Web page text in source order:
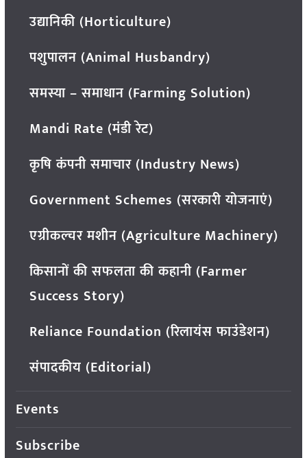
उद्यानिकी (Horticulture)
पशुपालन (Animal Husbandry)
समस्या – समाधान (Farming Solution)
Mandi Rate (मंडी रेट)
कृषि कंपनी समाचार (Industry News)
Government Schemes (सरकारी योजनाएं)
एग्रीकल्चर मशीन (Agriculture Machinery)
किसानों की सफलता की कहानी (Farmer
Success Story)
Reliance Foundation (रिलायंस फाउंडेशन)
संपादकीय (Editorial)
Events
Subscribe